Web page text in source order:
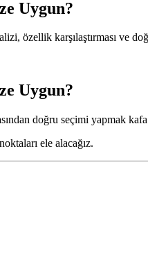
Uygun?
özellik karşılaştırması ve
Uygun?
doğru seçimi yapmak
ele alacağız.